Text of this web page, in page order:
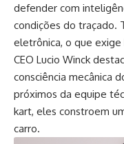
defender com
condições do traçado.
eletrônica, o que
CEO Lucio Winck
consciência mecânica
próximos da equipe
kart, eles constroem
carro.